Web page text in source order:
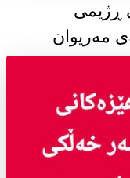
ڕژیمی
مەریوان